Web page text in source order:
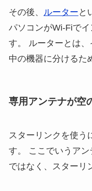
その後、 ルーター と
パソコンがWi-Fiで
す。 ルーターとは
中の機器に分けるた
専用アンテナが空
スターリンクを使う
す。 ここでいうア
ではなく、スターリ